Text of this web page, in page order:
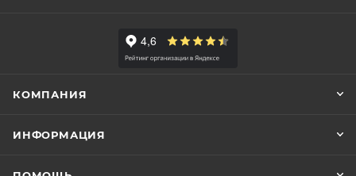
КОМПАНИЯ
ИНФОРМАЦИЯ